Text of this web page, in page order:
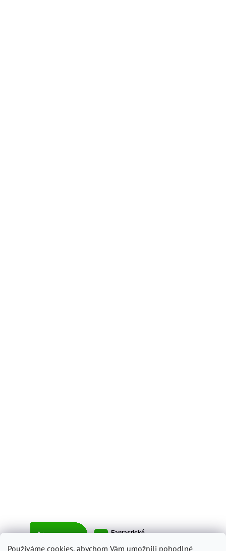
Používáme cookies, abychom Vám umožnili pohodlné